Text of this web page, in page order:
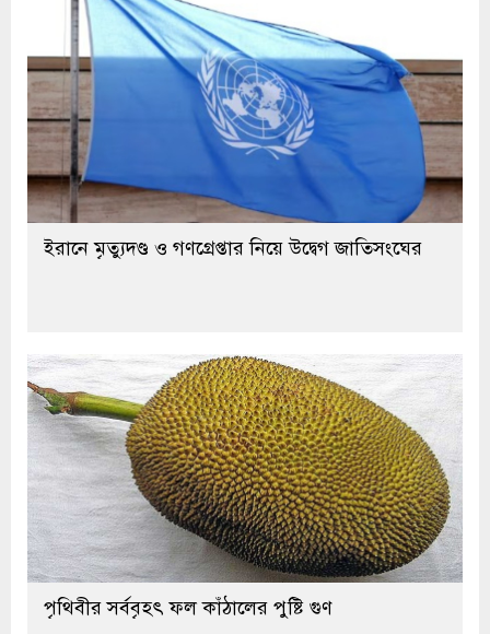
ইরানে মৃত্যুদণ্ড ও গণগ্রেপ্তার নিয়ে উদ্বেগ জাতিসংঘের
পৃথিবীর সর্ববৃহৎ ফল কাঁঠালের পুষ্টি গুণ